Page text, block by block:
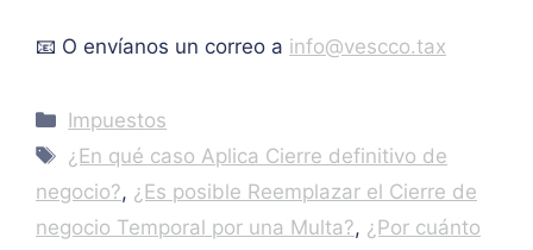
📧 O envíanos un correo a info@vescco.tax
Categories
Impuestos
Tags
¿En qué caso Aplica Cierre definitivo de
negocio?, ¿Es posible Reemplazar el Cierre de
negocio Temporal por una Multa?, ¿Por cuánto